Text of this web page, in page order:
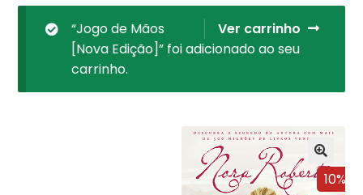
Ver carrinho
“Jogo de Mãos
[Nova Edição]” foi adicionado ao seu
carrinho.
10%